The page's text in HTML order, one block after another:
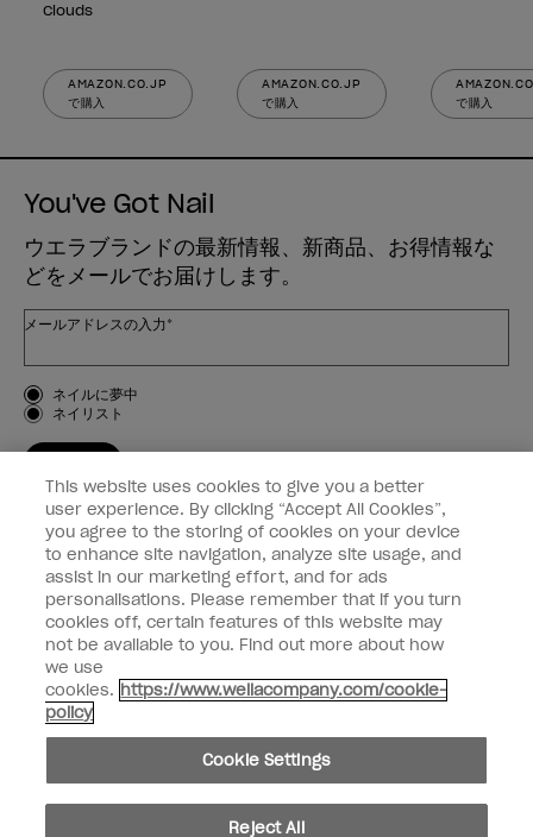
Clouds
AMAZON.CO.JP
で購入
AMAZON.CO.JP
で購入
で購入
You've Got Nail
ウエラブランドの最新情報、新商品、お得情報な
どをメールでお届けします。
メールアドレスの入力*
お客様のタイプ
ネイルに夢中
ネイリスト
OPI
個人情報の取り扱い
facebookinstagram
個人情報を共有または販売しないでください
© Copyright 2024, Wella Operations US LLC, 無断複写・転載を禁じます。
This website uses cookies to give you a better
user experience. By clicking “Accept All Cookies”,
you agree to the storing of cookies on your device
to enhance site navigation, analyze site usage, and
assist in our marketing effort, and for ads
personalisations. Please remember that if you turn
cookies off, certain features of this website may
not be available to you. Find out more about how
we use
cookies. https://www.wellacompany.com/cookie-
policy
Cookie Settings
Reject All